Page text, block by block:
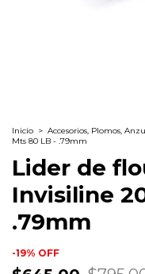
Inicio > Accesorios, Plomos,
Mts 80 LB - .79mm
Lider de
Invisiline
.79mm
-19% OFF